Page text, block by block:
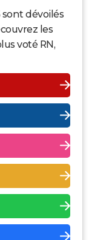
dévoilés
les
voté RN,